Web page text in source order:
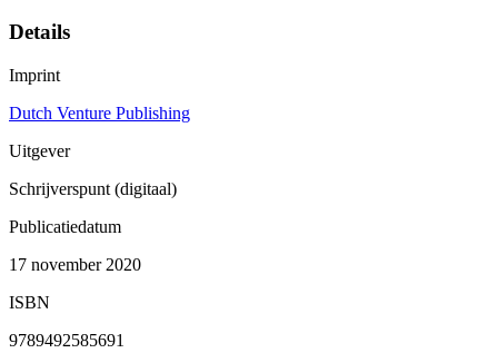
Details
Imprint
Dutch Venture Publishing
Uitgever
Schrijverspunt (digitaal)
Publicatiedatum
17 november 2020
ISBN
9789492585691